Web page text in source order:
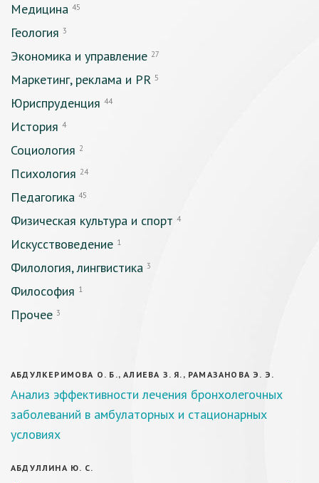
Медицина 45
Геология 3
Экономика и управление 27
Маркетинг, реклама и PR 5
Юриспруденция 44
История 4
Социология 2
Психология 24
Педагогика 45
Физическая культура и спорт 4
Искусствоведение 1
Филология, лингвистика 3
Философия 1
Прочее 3
АБДУЛКЕРИМОВА О. Б., АЛИЕВА З. Я., РАМАЗАНОВА Э. Э.
Анализ эффективности лечения бронхолегочных
заболеваний в амбулаторных и стационарных
условиях
АБДУЛЛИНА Ю. С.